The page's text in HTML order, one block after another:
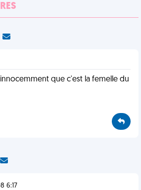
que c'est la femelle du
6:17